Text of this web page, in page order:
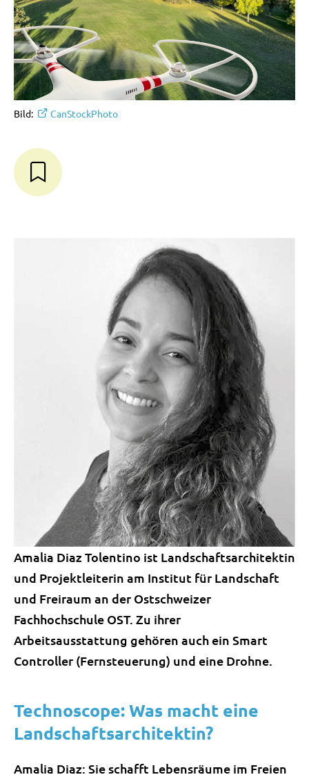
Bild: CanStockPhoto
Amalia Diaz Tolentino ist Landschaftsarchitektin
und Projektleiterin am Institut für Landschaft
und Freiraum an der Ostschweizer
Fachhochschule OST. Zu ihrer
Arbeitsausstattung gehören auch ein Smart
Controller (Fernsteuerung) und eine Drohne.
Technoscope: Was macht eine
Landschaftsarchitektin?
Amalia Diaz: Sie schafft Lebensräume im Freien